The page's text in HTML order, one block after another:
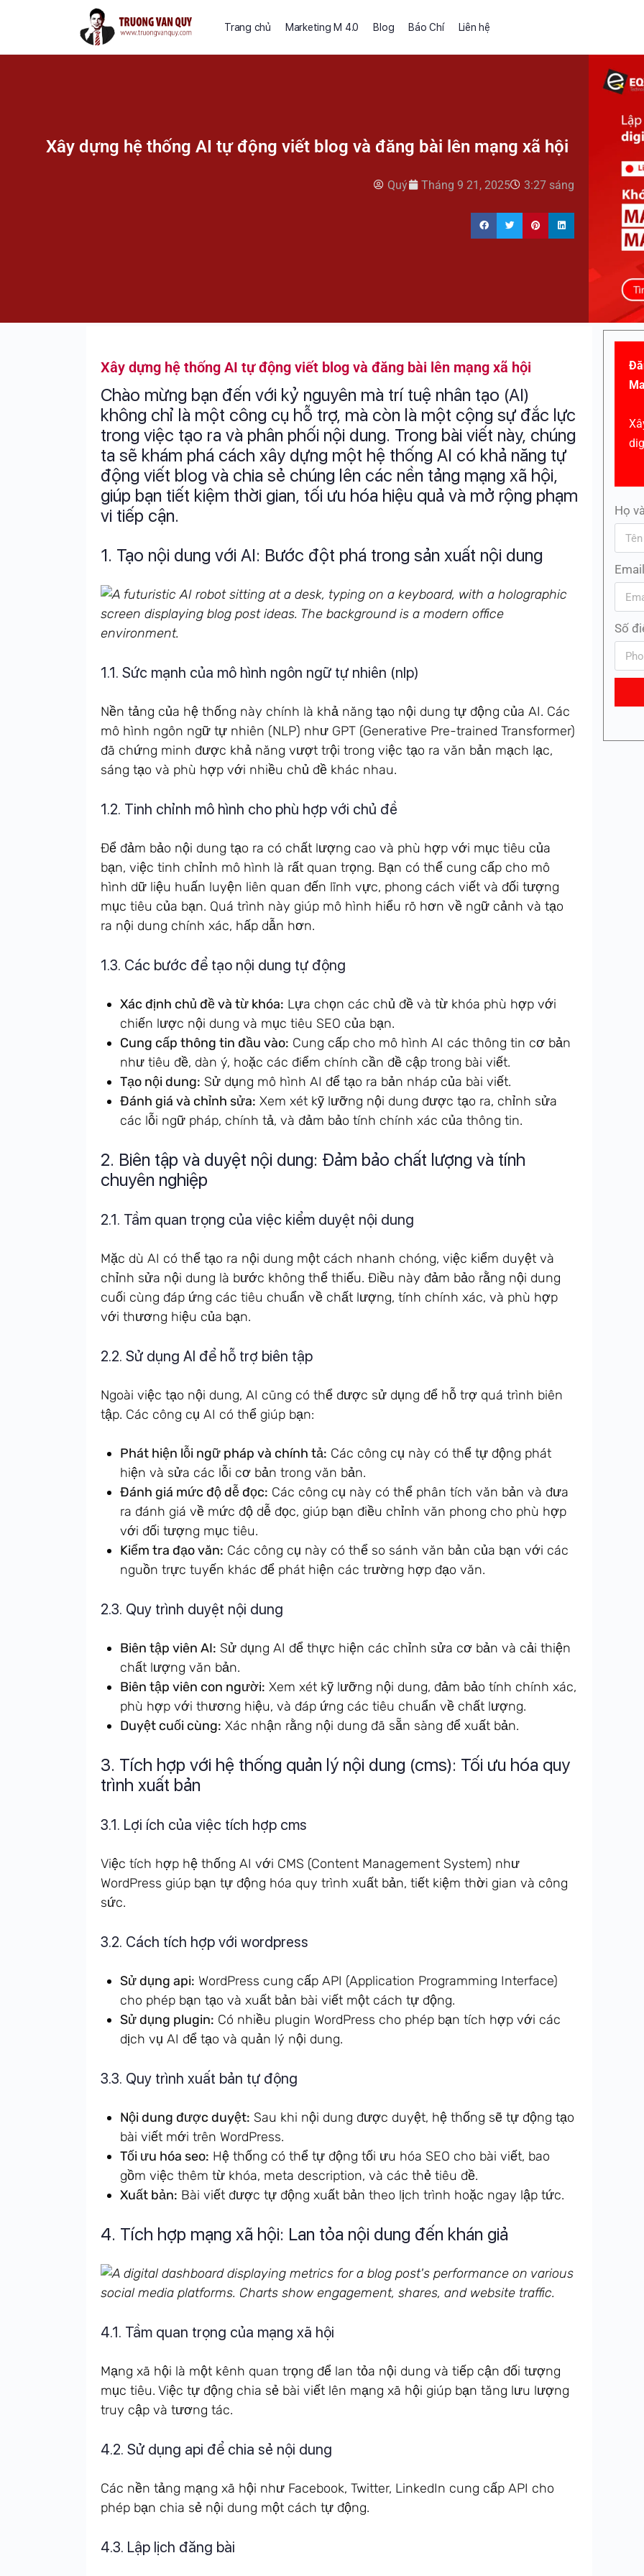
Trang chủ Marketing M 4.0 Blog Báo Chí Liên hệ
Xây dựng hệ thống AI tự động viết blog và đăng bài lên mạng xã hội
Quý Tháng 9 21, 2025 3:27 sáng
Xây dựng hệ thống AI tự động viết blog và đăng bài lên mạng xã hội
Chào mừng bạn đến với kỷ nguyên mà trí tuệ nhân tạo (AI)
không chỉ là một công cụ hỗ trợ, mà còn là một cộng sự đắc lực
trong việc tạo ra và phân phối nội dung. Trong bài viết này, chúng
ta sẽ khám phá cách xây dựng một hệ thống AI có khả năng tự
động viết blog và chia sẻ chúng lên các nền tảng mạng xã hội,
giúp bạn tiết kiệm thời gian, tối ưu hóa hiệu quả và mở rộng phạm
vi tiếp cận.
1. Tạo nội dung với AI: Bước đột phá trong sản xuất nội dung
1.1. Sức mạnh của mô hình ngôn ngữ tự nhiên (nlp)
Nền tảng của hệ thống này chính là khả năng tạo nội dung tự động của AI. Các
mô hình ngôn ngữ tự nhiên (NLP) như GPT (Generative Pre-trained Transformer)
đã chứng minh được khả năng vượt trội trong việc tạo ra văn bản mạch lạc,
sáng tạo và phù hợp với nhiều chủ đề khác nhau.
1.2. Tinh chỉnh mô hình cho phù hợp với chủ đề
Để đảm bảo nội dung tạo ra có chất lượng cao và phù hợp với mục tiêu của
bạn, việc tinh chỉnh mô hình là rất quan trọng. Bạn có thể cung cấp cho mô
hình dữ liệu huấn luyện liên quan đến lĩnh vực, phong cách viết và đối tượng
mục tiêu của bạn. Quá trình này giúp mô hình hiểu rõ hơn về ngữ cảnh và tạo
ra nội dung chính xác, hấp dẫn hơn.
1.3. Các bước để tạo nội dung tự động
Xác định chủ đề và từ khóa: Lựa chọn các chủ đề và từ khóa phù hợp với
chiến lược nội dung và mục tiêu SEO của bạn.
Cung cấp thông tin đầu vào: Cung cấp cho mô hình AI các thông tin cơ bản
như tiêu đề, dàn ý, hoặc các điểm chính cần đề cập trong bài viết.
Tạo nội dung: Sử dụng mô hình AI để tạo ra bản nháp của bài viết.
Đánh giá và chỉnh sửa: Xem xét kỹ lưỡng nội dung được tạo ra, chỉnh sửa
các lỗi ngữ pháp, chính tả, và đảm bảo tính chính xác của thông tin.
2. Biên tập và duyệt nội dung: Đảm bảo chất lượng và tính
chuyên nghiệp
2.1. Tầm quan trọng của việc kiểm duyệt nội dung
Mặc dù AI có thể tạo ra nội dung một cách nhanh chóng, việc kiểm duyệt và
chỉnh sửa nội dung là bước không thể thiếu. Điều này đảm bảo rằng nội dung
cuối cùng đáp ứng các tiêu chuẩn về chất lượng, tính chính xác, và phù hợp
với thương hiệu của bạn.
2.2. Sử dụng AI để hỗ trợ biên tập
Ngoài việc tạo nội dung, AI cũng có thể được sử dụng để hỗ trợ quá trình biên
tập. Các công cụ AI có thể giúp bạn:
Phát hiện lỗi ngữ pháp và chính tả: Các công cụ này có thể tự động phát
hiện và sửa các lỗi cơ bản trong văn bản.
Đánh giá mức độ dễ đọc: Các công cụ này có thể phân tích văn bản và đưa
ra đánh giá về mức độ dễ đọc, giúp bạn điều chỉnh văn phong cho phù hợp
với đối tượng mục tiêu.
Kiểm tra đạo văn: Các công cụ này có thể so sánh văn bản của bạn với các
nguồn trực tuyến khác để phát hiện các trường hợp đạo văn.
2.3. Quy trình duyệt nội dung
Biên tập viên AI: Sử dụng AI để thực hiện các chỉnh sửa cơ bản và cải thiện
chất lượng văn bản.
Biên tập viên con người: Xem xét kỹ lưỡng nội dung, đảm bảo tính chính xác,
phù hợp với thương hiệu, và đáp ứng các tiêu chuẩn về chất lượng.
Duyệt cuối cùng: Xác nhận rằng nội dung đã sẵn sàng để xuất bản.
3. Tích hợp với hệ thống quản lý nội dung (cms): Tối ưu hóa quy
trình xuất bản
3.1. Lợi ích của việc tích hợp cms
Việc tích hợp hệ thống AI với CMS (Content Management System) như
WordPress giúp bạn tự động hóa quy trình xuất bản, tiết kiệm thời gian và công
sức.
3.2. Cách tích hợp với wordpress
Sử dụng api: WordPress cung cấp API (Application Programming Interface)
cho phép bạn tạo và xuất bản bài viết một cách tự động.
Sử dụng plugin: Có nhiều plugin WordPress cho phép bạn tích hợp với các
dịch vụ AI để tạo và quản lý nội dung.
3.3. Quy trình xuất bản tự động
Nội dung được duyệt: Sau khi nội dung được duyệt, hệ thống sẽ tự động tạo
bài viết mới trên WordPress.
Tối ưu hóa seo: Hệ thống có thể tự động tối ưu hóa SEO cho bài viết, bao
gồm việc thêm từ khóa, meta description, và các thẻ tiêu đề.
Xuất bản: Bài viết được tự động xuất bản theo lịch trình hoặc ngay lập tức.
4. Tích hợp mạng xã hội: Lan tỏa nội dung đến khán giả
4.1. Tầm quan trọng của mạng xã hội
Mạng xã hội là một kênh quan trọng để lan tỏa nội dung và tiếp cận đối tượng
mục tiêu. Việc tự động chia sẻ bài viết lên mạng xã hội giúp bạn tăng lưu lượng
truy cập và tương tác.
4.2. Sử dụng api để chia sẻ nội dung
Các nền tảng mạng xã hội như Facebook, Twitter, LinkedIn cung cấp API cho
phép bạn chia sẻ nội dung một cách tự động.
4.3. Lập lịch đăng bài
Họ
Email
Số